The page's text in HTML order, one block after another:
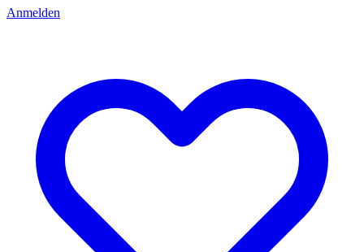
Anmelden